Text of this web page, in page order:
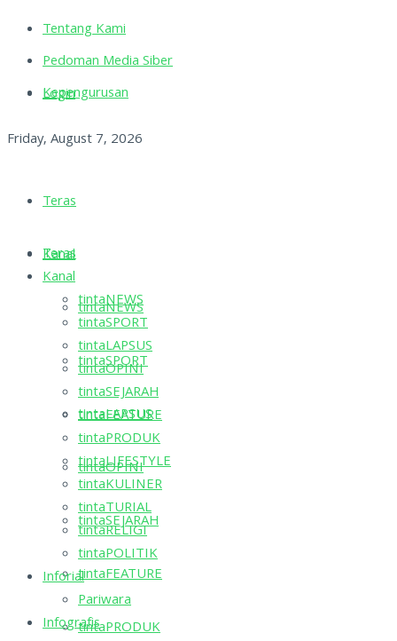
Tentang Kami
Pedoman Media Siber
Kepengurusan
Friday, August 7, 2026
Login
Teras
Kanal
tintaNEWS
tintaSPORT
tintaLAPSUS
tintaOPINI
tintaSEJARAH
tintaFEATURE
tintaPRODUK
Teras
Kanal
tintaNEWS
tintaSPORT
tintaLAPSUS
tintaOPINI
tintaSEJARAH
tintaFEATURE
tintaPRODUK
tintaLIFESTYLE
tintaKULINER
tintaTURIAL
tintaRELIGI
tintaPOLITIK
Inforial
Pariwara
Infografis